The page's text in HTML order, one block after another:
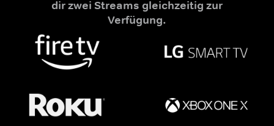
dir zwei Streams gleichzeitig zur
Verfügung.